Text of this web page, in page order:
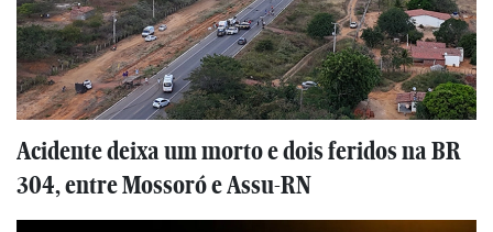
Acidente deixa um morto e dois feridos na BR
304, entre Mossoró e Assu-RN